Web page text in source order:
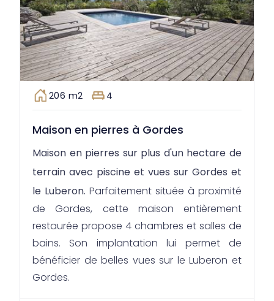
206 m2 4
Maison en pierres à Gordes
Maison en pierres sur plus d'un hectare de
terrain avec piscine et vues sur Gordes et
le Luberon. Parfaitement située à proximité
de Gordes, cette maison entièrement
restaurée propose 4 chambres et salles de
bains. Son implantation lui permet de
bénéficier de belles vues sur le Luberon et
Gordes.